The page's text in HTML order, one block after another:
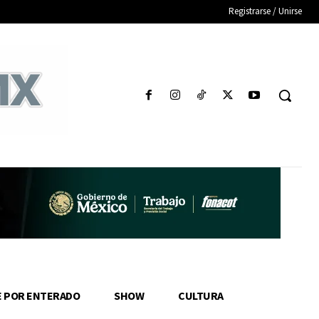
Registrarse / Unirse
POR ENTERADO SHOW CULTURA